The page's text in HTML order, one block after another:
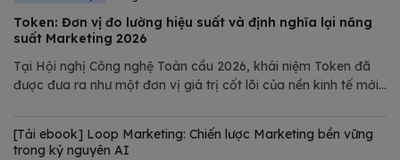
Token: Đơn vị đo lường hiệu suất và định nghĩa lại năng
suất Marketing 2026
Tại Hội nghị Công nghệ Toàn cầu 2026, khái niệm Token đã
được đưa ra như một đơn vị giá trị cốt lõi của nền kinh tế mới.
chúng ta sẽ bỏ lỡ một bước ngoặt quan trọng trong quản trị
Marketing.
[Tải ebook] Loop Marketing: Chiến lược Marketing bền vững
trong kỷ nguyên AI